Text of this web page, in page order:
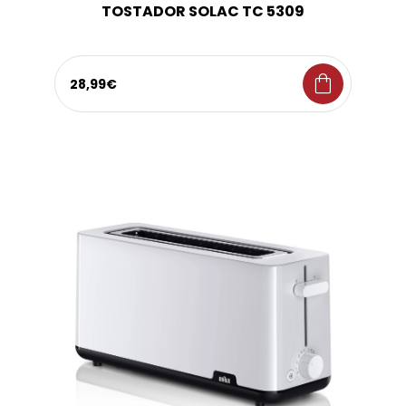
TOSTADOR SOLAC TC 5309
28,99€ shopping_bag